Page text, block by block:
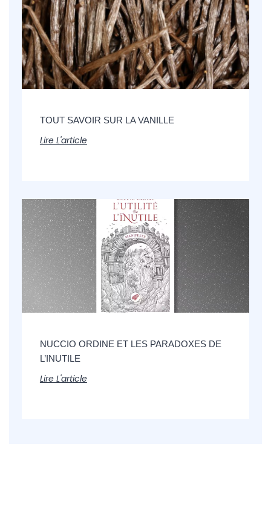
TOUT SAVOIR SUR LA VANILLE
Lire L'article
NUCCIO ORDINE ET LES PARADOXES DE
L’INUTILE
Lire L'article